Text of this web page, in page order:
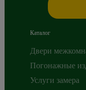
Каталог
Двери
Погонажные
Услуги замера